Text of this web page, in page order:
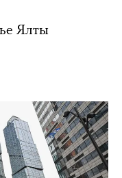
Ялты